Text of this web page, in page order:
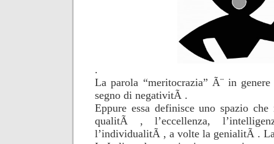
.
La parola “meritocrazia” Ã¨ in genere
segno di negativitÃ .
Eppure essa definisce uno spazio
qualitÃ , l’eccellenza,
l’individualitÃ , a volte la genialitÃ .